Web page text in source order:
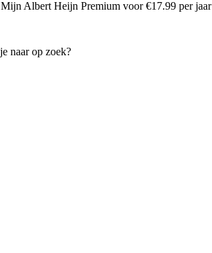
Mijn Albert Heijn Premium voor €17.99 per jaar